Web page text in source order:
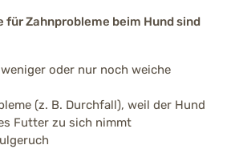
für Zahnprobleme beim Hund sind
oder nur noch weiche
(z. B. Durchfall), weil der Hund
Futter zu sich nimmt